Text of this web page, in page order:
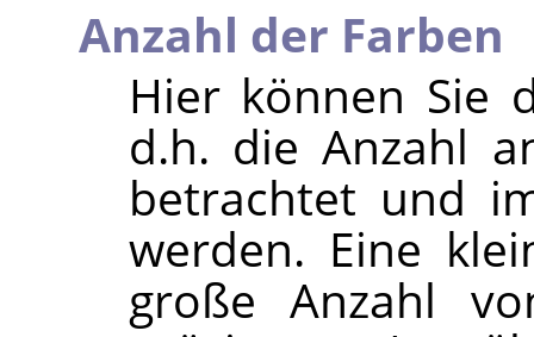
Anzahl der Farben
Hier können Sie
d.h. die Anzahl
betrachtet und
werden. Eine
große Anzahl